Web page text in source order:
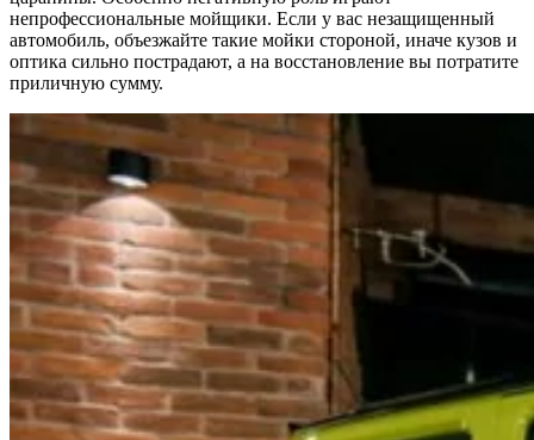
непрофессиональные мойщики. Если у вас незащищенный
автомобиль, объезжайте такие мойки стороной, иначе кузов и
оптика сильно пострадают, а на восстановление вы потратите
приличную сумму.